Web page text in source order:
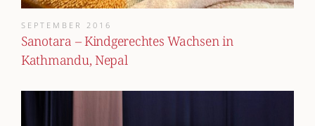
SEPTEMBER 2016
Sanotara – Kindgerechtes Wachsen in
Kathmandu, Nepal